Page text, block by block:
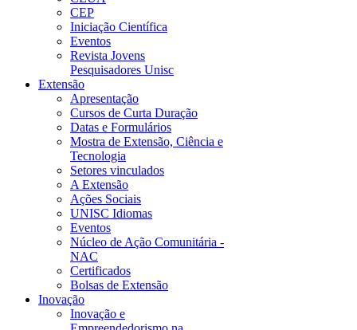
CEP
Iniciação Científica
Eventos
Revista Jovens
Pesquisadores Unisc
Extensão
Apresentação
Cursos de Curta Duração
Datas e Formulários
Mostra de Extensão, Ciência e
Tecnologia
Setores vinculados
A Extensão
Ações Sociais
UNISC Idiomas
Eventos
Núcleo de Ação Comunitária -
NAC
Certificados
Bolsas de Extensão
Inovação
Inovação e